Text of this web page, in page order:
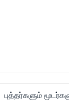
புத்தர்களும்